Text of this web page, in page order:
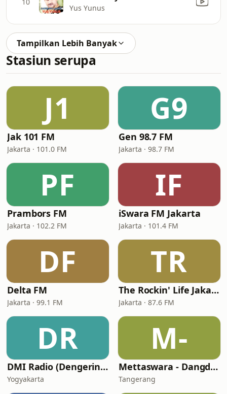
Yus Yunus
Tampilkan Lebih Banyak
Stasiun serupa
J1
Jak 101 FM
Jakarta · 101.0 FM
G9
Gen 98.7 FM
Jakarta · 98.7 FM
PF
Prambors FM
Jakarta · 102.2 FM
IF
iSwara FM Jakarta
Jakarta · 101.4 FM
DF
Delta FM
Jakarta · 99.1 FM
TR
The Rockin' Life Jakarta (TRL FM)
Jakarta · 87.6 FM
DR
DMI Radio (Dengerin Musik Indonesia)
Yogyakarta
M-
Mettaswara - Dangdut
Tangerang